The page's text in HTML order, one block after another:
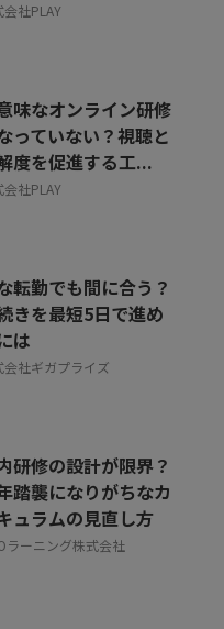
会社PLAY
味なオンライン研修
っていない？視聴と
度を促進する工...
会社PLAY
転勤でも間に合う？
きを最短5日で進め
は
会社ギガプライズ
研修の設計が限界？
踏襲になりがちなカ
ュラムの見直し方
ラーニング株式会社